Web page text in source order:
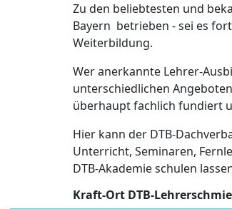
Zu den beliebtesten und
Bayern betrieben - sei es
Weiterbildung.
Wer anerkannte Lehrer-
unterschiedlichen
überhaupt fachlich fundiert
Hier kann der DTB-
Unterricht, Seminaren,
DTB-Akademie schulen
Kraft-Ort DTB-